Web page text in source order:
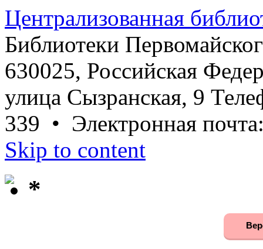
Централизованная
Библиотеки
630025, Российская
улица Сызранская, 9
339 • Электронная
Skip to content
*